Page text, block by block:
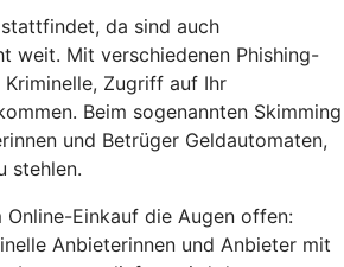
da sind auch
weit. Mit verschiedenen Phishing-
Zugriff auf Ihr
Beim sogenannten Skimming
und Betrüger Geldautomaten,
stehlen.
Online-Einkauf die Augen offen:
Anbieterinnen und Anbieter mit